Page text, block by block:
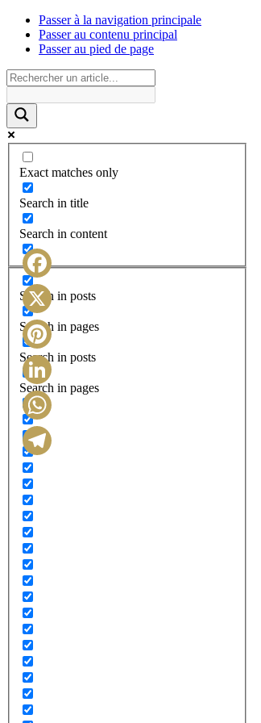
Passer à la navigation principale
Passer au contenu principal
Passer au pied de page
Exact matches only
Search in title
Search in content
Search in posts
Search in pages
Search in posts
Search in pages
Facebook
X
Pinterest
LinkedIn
WhatsApp
Telegram